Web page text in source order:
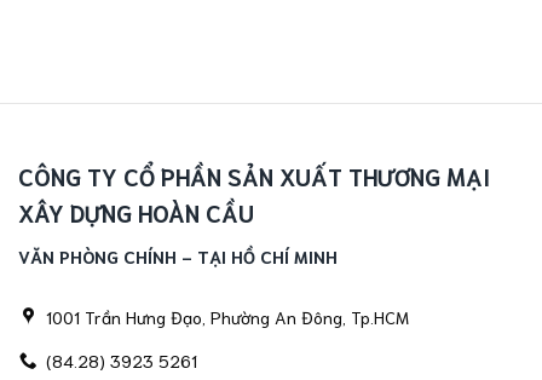
CÔNG TY CỔ PHẦN SẢN XUẤT THƯƠNG MẠI
XÂY DỰNG HOÀN CẦU
VĂN PHÒNG CHÍNH - TẠI HỒ CHÍ MINH
1001 Trần Hưng Đạo, Phường An Đông, Tp.HCM
(84.28) 3923 5261